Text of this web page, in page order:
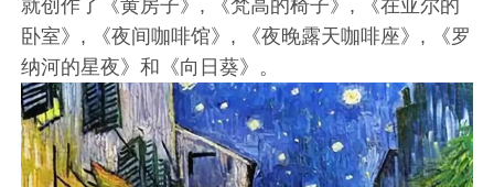
就创作了《黄房子》, 《梵高的椅子》, 《在亚尔的
卧室》, 《夜间咖啡馆》, 《夜晚露天咖啡座》, 《罗
纳河的星夜》和《向日葵》。